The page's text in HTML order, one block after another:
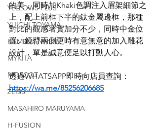
YELLOWS PLUS
YUICHI TOYAMA
KAMEMANNEN
MYKITA
MOSCOT
ZEISS
MASAHIRO MARUYAMA
H-FUSION
的美，同時加Khaki色調注入眉架細節之
上，配上前框下半的鈦金屬邊框，那種
對比的觀感著實加分不少，同時中金位
置、鏡臂兩側更時有意無意的加入雕花
設計，單是誠意便足以打動人心。
透過WHATSAPP即時向店員查詢：
https://wa.me/85256206685